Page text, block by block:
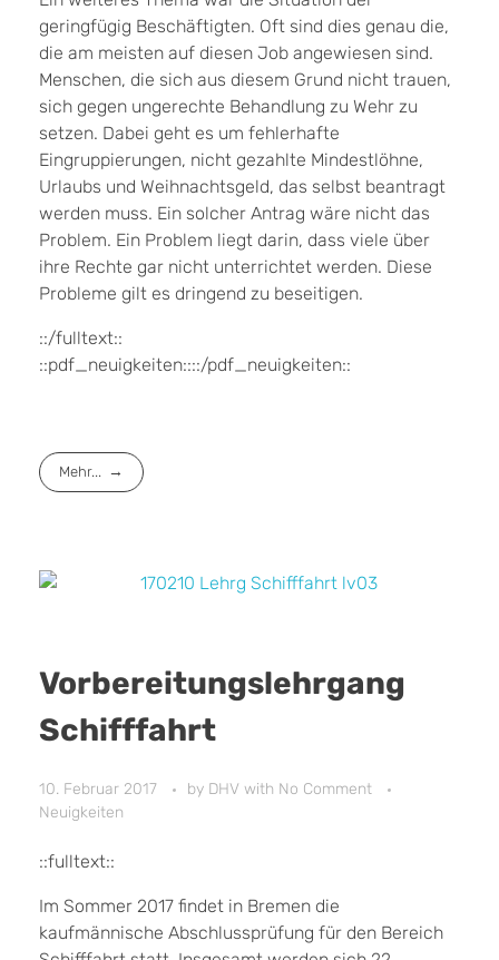
geringfügig Beschäftigten. Oft sind dies genau die,
die am meisten auf diesen Job angewiesen sind.
Menschen, die sich aus diesem Grund nicht trauen,
sich gegen ungerechte Behandlung zu Wehr zu
setzen. Dabei geht es um fehlerhafte
Eingruppierungen, nicht gezahlte Mindestlöhne,
Urlaubs und Weihnachtsgeld, das selbst beantragt
werden muss. Ein solcher Antrag wäre nicht das
Problem. Ein Problem liegt darin, dass viele über
ihre Rechte gar nicht unterrichtet werden. Diese
Probleme gilt es dringend zu beseitigen.
::/fulltext::
::pdf_neuigkeiten::::/pdf_neuigkeiten::
Mehr...
Vorbereitungslehrgang
Schifffahrt
10. Februar 2017 by DHV with No Comment
Neuigkeiten
::fulltext::
Im Sommer 2017 findet in Bremen die
kaufmännische Abschlussprüfung für den Bereich